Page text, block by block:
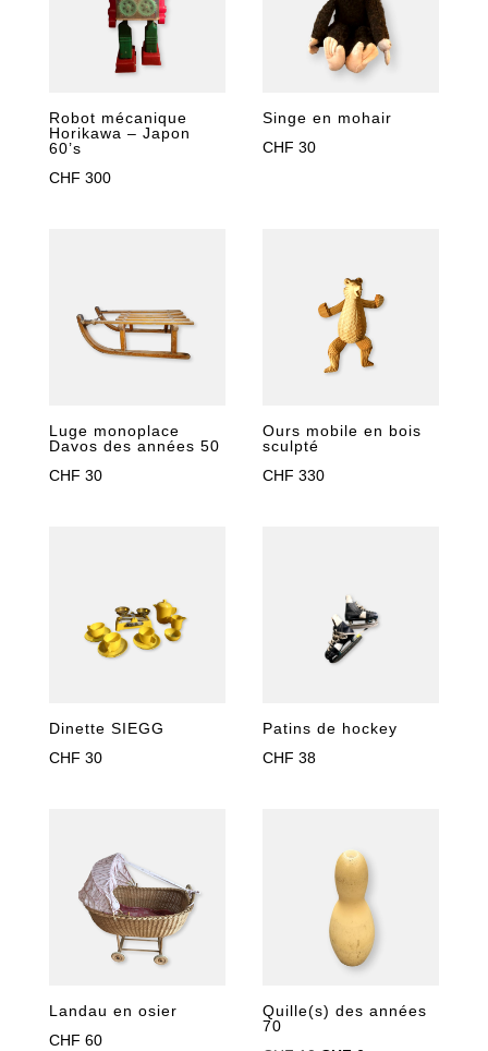
Robot mécanique
Horikawa – Japon
60’s
CHF 300
Singe en mohair
CHF 30
Luge monoplace
Davos des années 50
CHF 30
Ours mobile en bois
sculpté
CHF 330
Dinette SIEGG
CHF 30
Patins de hockey
CHF 38
Landau en osier
CHF 60
Quille(s) des années
70